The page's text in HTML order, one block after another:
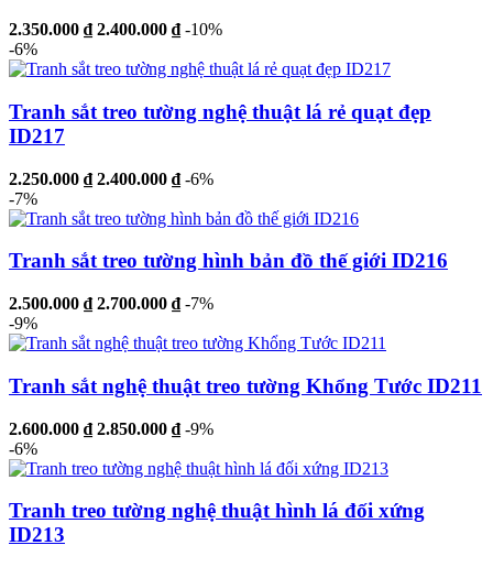
2.350.000 ₫ 2.400.000 ₫ -10%
-6%
Tranh sắt treo tường nghệ thuật lá rẻ quạt đẹp
ID217
2.250.000 ₫ 2.400.000 ₫ -6%
-7%
Tranh sắt treo tường hình bản đồ thế giới ID216
2.500.000 ₫ 2.700.000 ₫ -7%
-9%
Tranh sắt nghệ thuật treo tường Khổng Tước ID211
2.600.000 ₫ 2.850.000 ₫ -9%
-6%
Tranh treo tường nghệ thuật hình lá đối xứng
ID213